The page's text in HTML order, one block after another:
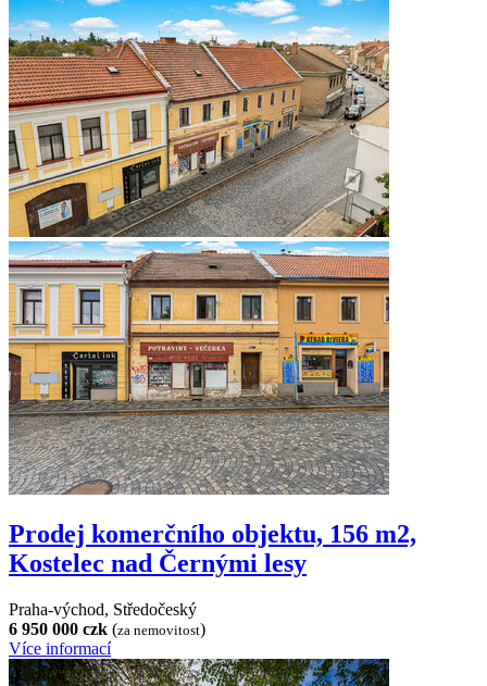
Prodej komerčního objektu, 156 m2,
Kostelec nad Černými lesy
Praha-východ, Středočeský
6 950 000 czk (za nemovitost)
Více informací